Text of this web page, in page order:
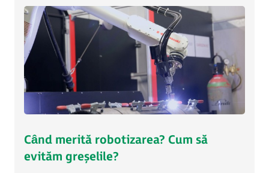
Când merită robotizarea? Cum să
evităm greșelile?